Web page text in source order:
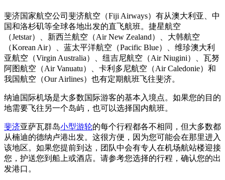
斐济国家航空公司斐济航空（Fiji Airways）有从澳大利亚、中
国和洛杉矶等全球各地出发的直飞航班。捷星航空
（Jetstar）、新西兰航空（Air New Zealand）、大韩航空
（Korean Air）、蓝太平洋航空（Pacific Blue）、维珍澳大利
亚航空（Virgin Australia）、纽吉尼航空（Air Niugini）、瓦努
阿图航空（Air Vanuatu）、卡利多尼航空（Air Caledonie）和
我国航空（Our Airlines）也有定期航班飞往斐济。
纳迪国际机场是大多数国际游客的基本入境点。如果您的目的
地需要飞往另一个岛屿，也可以选择国内航班。
斐济亚萨瓦群岛小型游轮的每个行程都各不相同，但大多数都
从楠迪的德纳卢港出发。这很方便，因为您可能会在那里进入
该地区。如果您提前到达，团队中会有专人在机场航站楼迎接
您，护送您到船上或酒店。请参考您选择的行程，确认您的出
发港口。